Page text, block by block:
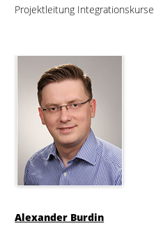
Projektleitung Integrationskurse
Alexander Burdin